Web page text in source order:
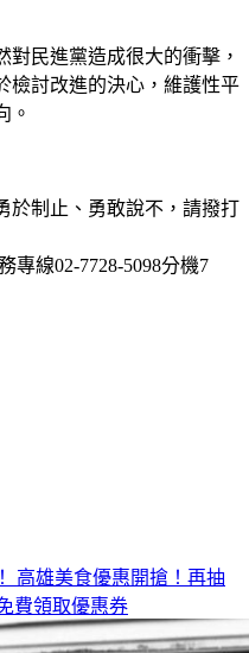
討改進的決心，維護性平
。
制止、勇敢說不，請撥打
線02-7728-5098分機7
費領取優惠券